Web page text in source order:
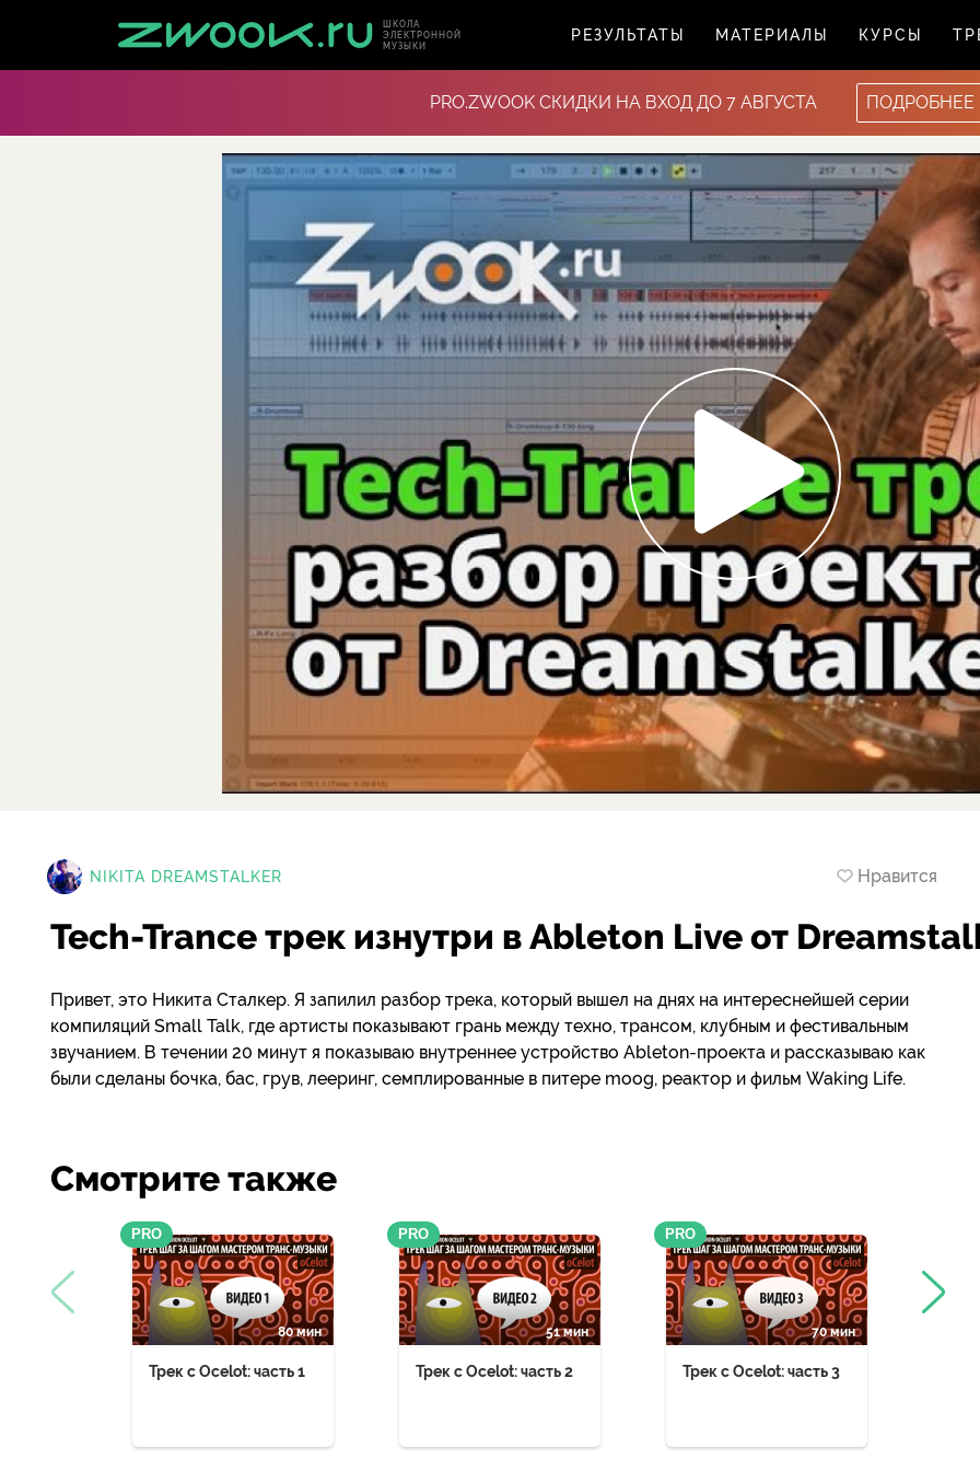
ШКОЛА
ЭЛЕКТРОННОЙ
МУЗЫКИ
РЕЗУЛЬТАТЫ МАТЕРИАЛЫ КУРСЫ
PRO.ZWOOK СКИДКИ НА ВХОД ДО 7 АВГУСТА ПОДРОБНЕЕ
NIKITA DREAMSTALKER Нравится
Tech-Trance трек изнутри в Ableton Live от
Привет, это Никита Сталкер. Я запилил разбор трека, который вышел на днях на интереснейшей серии
компиляций Small Talk, где артисты показывают грань между техно, трансом, клубным и фестивальным
звучанием. В течении 20 минут я показываю внутреннее устройство Ableton-проекта и рассказываю как
были сделаны бочка, бас, грув, лееринг, семплированные в питере moog, реактор и фильм Waking Life.
Смотрите также
PRO
80 мин
Трек с Ocelot: часть 1
PRO
51 мин
Трек с Ocelot: часть 2
PRO
70 мин
Трек с Ocelot: часть 3